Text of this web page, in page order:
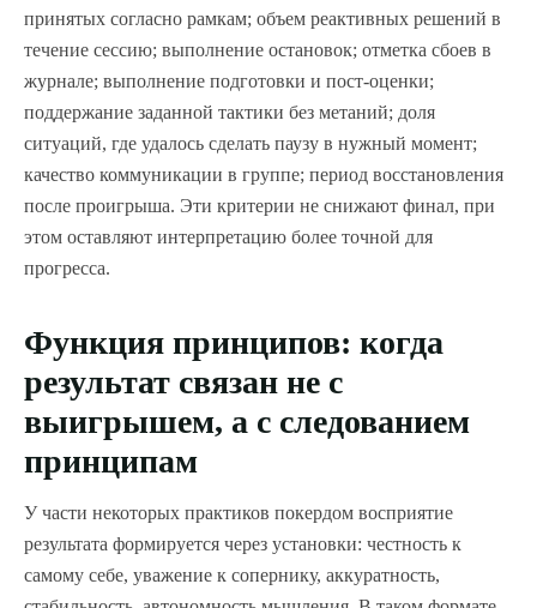
принятых согласно рамкам; объем реактивных решений в
течение сессию; выполнение остановок; отметка сбоев в
журнале; выполнение подготовки и пост-оценки;
поддержание заданной тактики без метаний; доля
ситуаций, где удалось сделать паузу в нужный момент;
качество коммуникации в группе; период восстановления
после проигрыша. Эти критерии не снижают финал, при
этом оставляют интерпретацию более точной для
прогресса.
Функция принципов: когда
результат связан не с
выигрышем, а с следованием
принципам
У части некоторых практиков покердом восприятие
результата формируется через установки: честность к
самому себе, уважение к сопернику, аккуратность,